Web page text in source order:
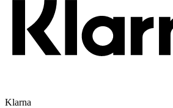
Klarna